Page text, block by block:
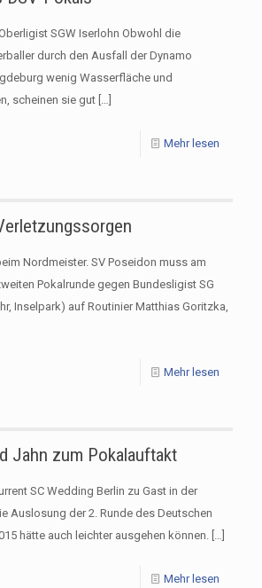
SGW Iserlohn Obwohl die
durch den Ausfall der Dynamo
wenig Wasserfläche und
scheinen sie gut […]
Mehr lesen
Nordmeister. SV Poseidon muss am
Pokalrunde gegen Bundesligist SG
Inselpark) auf Routinier Matthias Goritzka,
Mehr lesen
Jahn zum Pokalauftakt
SC Wedding Berlin zu Gast in der
Auslosung der 2. Runde des Deutschen
hätte auch leichter ausgehen können. […]
Mehr lesen